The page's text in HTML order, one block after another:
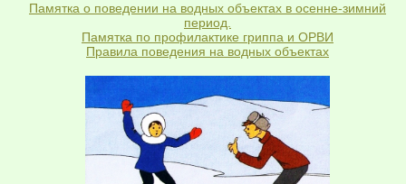
Памятка о поведении на водных объектах в осенне-зимний
период.
Памятка по профилактике гриппа и ОРВИ
Правила поведения на водных объектах